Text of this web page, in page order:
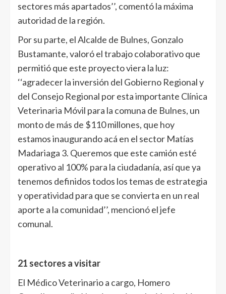
sectores más apartados’’, comentó la máxima
autoridad de la región.
Por su parte, el Alcalde de Bulnes, Gonzalo
Bustamante, valoró el trabajo colaborativo que
permitió que este proyecto viera la luz:
‘‘agradecer la inversión del Gobierno Regional y
del Consejo Regional por esta importante Clínica
Veterinaria Móvil para la comuna de Bulnes, un
monto de más de $110 millones, que hoy
estamos inaugurando acá en el sector Matías
Madariaga 3. Queremos que este camión esté
operativo al 100% para la ciudadanía, así que ya
tenemos definidos todos los temas de estrategia
y operatividad para que se convierta en un real
aporte a la comunidad’’, mencionó el jefe
comunal.
21 sectores a visitar
El Médico Veterinario a cargo, Homero